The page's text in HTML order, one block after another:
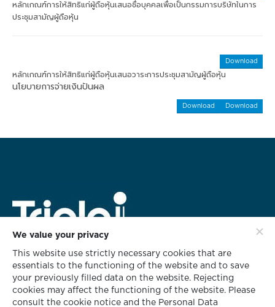
หลักเกณฑ์การให้สิทธิแก่ผู้ถือหุ้นเสนอชื่อบุคคลเพื่อเป็นกรรมการบริษัทในการ
ประชุมสามัญผู้ถือหุ้น
Download
หลักเกณฑ์การให้สิทธิแก่ผู้ถือหุ้นเสนอวาระการประชุมสามัญผู้ถือหุ้น
Download
นโยบายการจ่ายเงินปันผล
Download
สำนักงานใหญ่
628 ชั้น 3 อาคารทริพเพิล ไอ
ซอยกลับชม ถนนนนทรี แขวงช่องนนทรี
เขตยานนาวา กรุงเทพฯ 10120
We value your privacy
This website use strictly necessary cookies that are
essentials to the functioning of the website and to save
your previously filled data on the website. Rejecting
cookies may affect the functioning of the website. Please
consult the cookie notice and the Personal Data